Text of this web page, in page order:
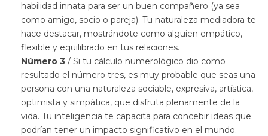
habilidad innata para ser un buen compañero (ya sea
como amigo, socio o pareja). Tu naturaleza mediadora te
hace destacar, mostrándote como alguien empático,
flexible y equilibrado en tus relaciones.
Número 3 / Si tu cálculo numerológico dio como
resultado el número tres, es muy probable que seas una
persona con una naturaleza sociable, expresiva, artística,
optimista y simpática, que disfruta plenamente de la
vida. Tu inteligencia te capacita para concebir ideas que
podrían tener un impacto significativo en el mundo.